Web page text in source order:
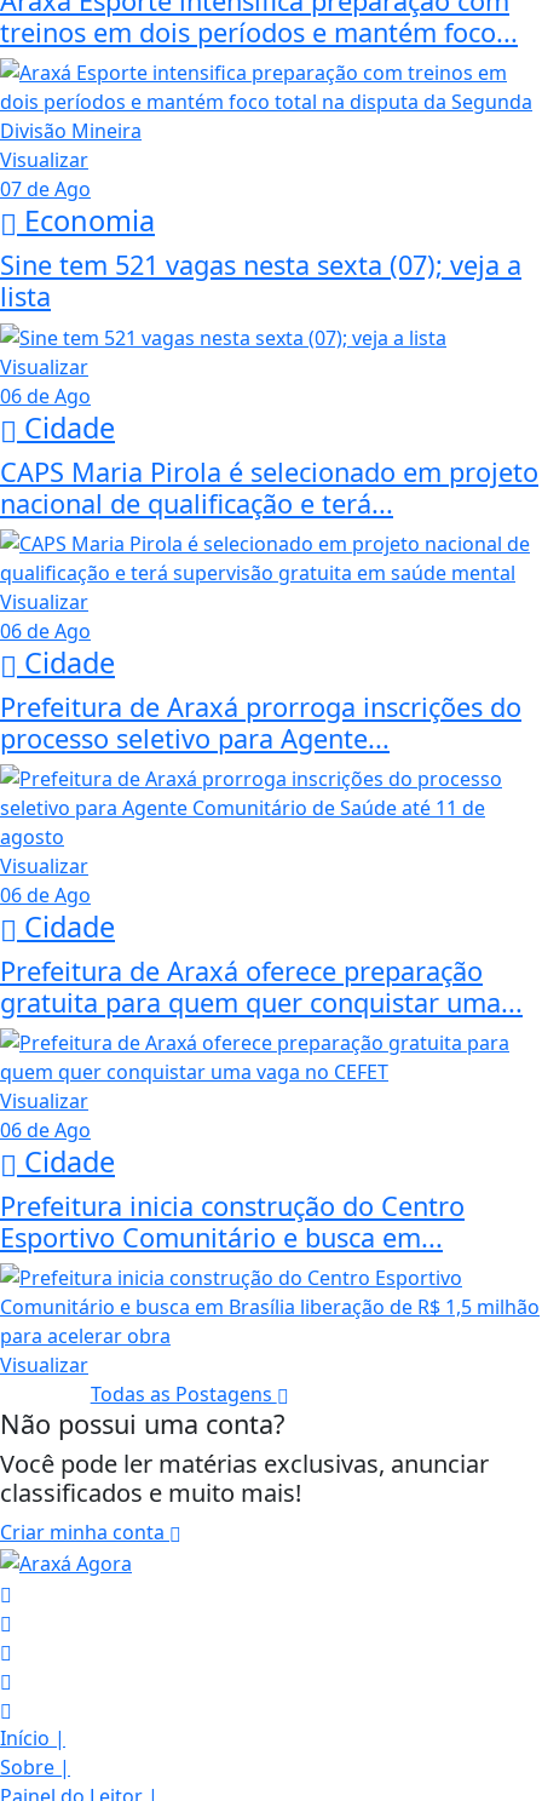
treinos em dois períodos e mantém foco...
Visualizar
07 de Ago
Economia
Sine tem 521 vagas nesta sexta (07); veja a
lista
Visualizar
06 de Ago
Cidade
CAPS Maria Pirola é selecionado em projeto
nacional de qualificação e terá...
Visualizar
06 de Ago
Cidade
Prefeitura de Araxá prorroga inscrições do
processo seletivo para Agente...
Visualizar
06 de Ago
Cidade
Prefeitura de Araxá oferece preparação
gratuita para quem quer conquistar uma...
Visualizar
06 de Ago
Cidade
Prefeitura inicia construção do Centro
Esportivo Comunitário e busca em...
Visualizar
Todas as Postagens
Não possui uma conta?
Você pode ler matérias exclusivas, anunciar
classificados e muito mais!
Criar minha conta
Início |
Sobre |